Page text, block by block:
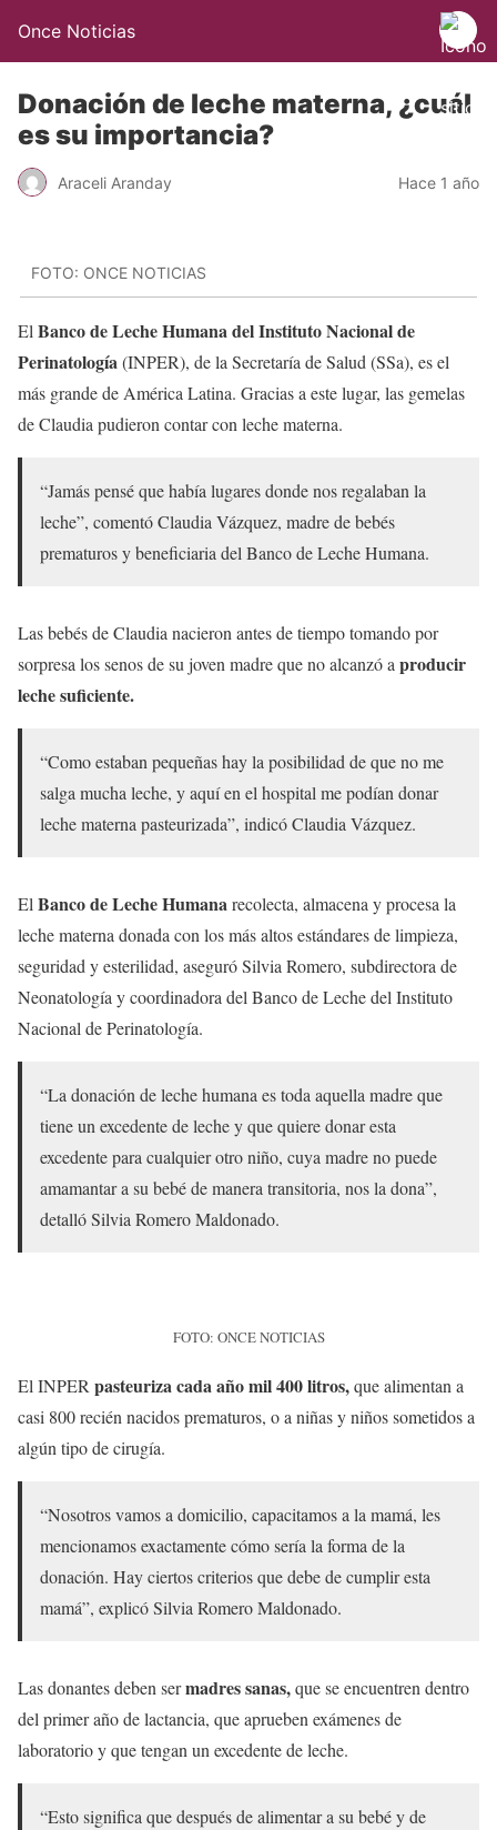
Once Noticias
Donación de leche materna, ¿cuál
es su importancia?
Araceli Aranday Hace 1 año
FOTO: ONCE NOTICIAS
El Banco de Leche Humana del Instituto Nacional de
Perinatología(INPER), de la Secretaría de Salud (SSa), es el
más grande de América Latina. Gracias a este lugar, las gemelas
de Claudia pudieron contar con leche materna.
“Jamás pensé que había lugares donde nos regalaban la
leche”, comentó Claudia Vázquez, madre de bebés
prematuros y beneficiaria del Banco de Leche Humana.
Las bebés de Claudia nacieron antes de tiempo tomando por
sorpresa los senos de su joven madre que no alcanzó a producir
leche suficiente.
“Como estaban pequeñas hay la posibilidad de que no me
salga mucha leche, y aquí en el hospital me podían donar
leche materna pasteurizada”, indicó Claudia Vázquez.
El Banco de Leche Humanarecolecta, almacena y procesa la
leche materna donada con los más altos estándares de limpieza,
seguridad y esterilidad, aseguró Silvia Romero, subdirectora de
Neonatología y coordinadora del Banco de Leche del Instituto
Nacional de Perinatología.
“La donación de leche humana es toda aquella madre que
tiene un excedente de leche y que quiere donar esta
excedente para cualquier otro niño, cuya madre no puede
amamantar a su bebé de manera transitoria, nos la dona”,
detalló Silvia Romero Maldonado.
FOTO: ONCE NOTICIAS
El INPERpasteuriza cada año mil 400 litros,que alimentan a
casi 800 recién nacidos prematuros, o a niñas y niños sometidos a
algún tipo de cirugía.
“Nosotros vamos a domicilio, capacitamos a la mamá, les
mencionamos exactamente cómo sería la forma de la
donación. Hay ciertos criterios que debe de cumplir esta
mamá”, explicó Silvia Romero Maldonado.
Las donantes deben sermadres sanas,que se encuentren dentro
del primer año de lactancia, que aprueben exámenes de
laboratorio y que tengan un excedente de leche.
“Esto significa que después de alimentar a su bebé y de